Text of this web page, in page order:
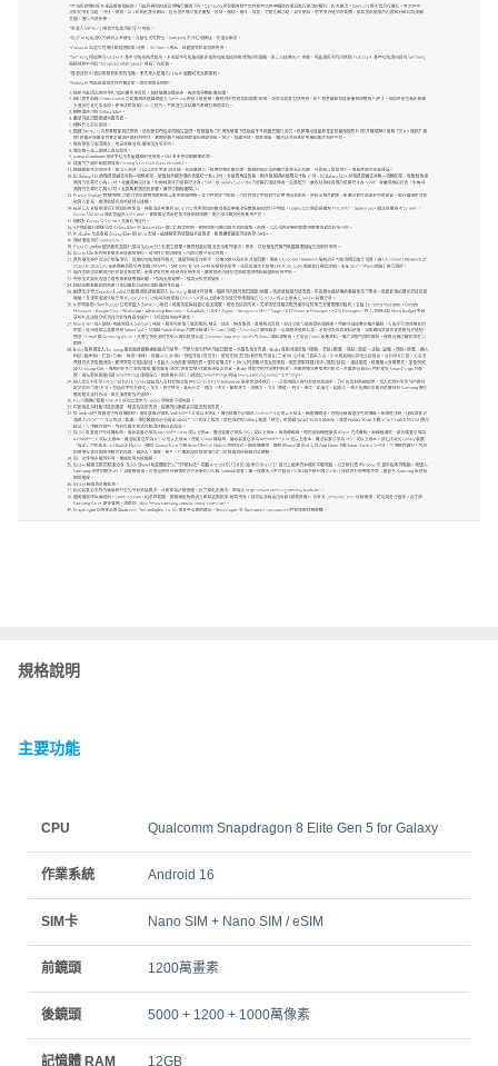
規格說明
主要功能
CPU Qualcomm Snapdragon 8 Elite Gen 5 for Galaxy
作業系統 Android 16
SIM卡 Nano SIM + Nano SIM / eSIM
前鏡頭 1200萬畫素
後鏡頭 5000 + 1200 + 1000萬像素
記憶體 RAM 12GB